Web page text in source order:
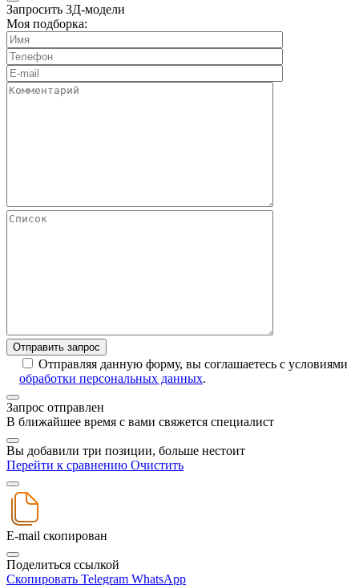
Запросить 3Д-модели
Моя подборка:
Отправляя данную форму, вы соглашаетесь с условиями
обработки персональных данных.
Запрос отправлен
В ближайшее время с вами свяжется специалист
Вы добавили три позиции, больше нестоит
Перейти к сравнению Очистить
E-mail скопирован
Поделиться ссылкой
Скопировать Telegram WhatsApp